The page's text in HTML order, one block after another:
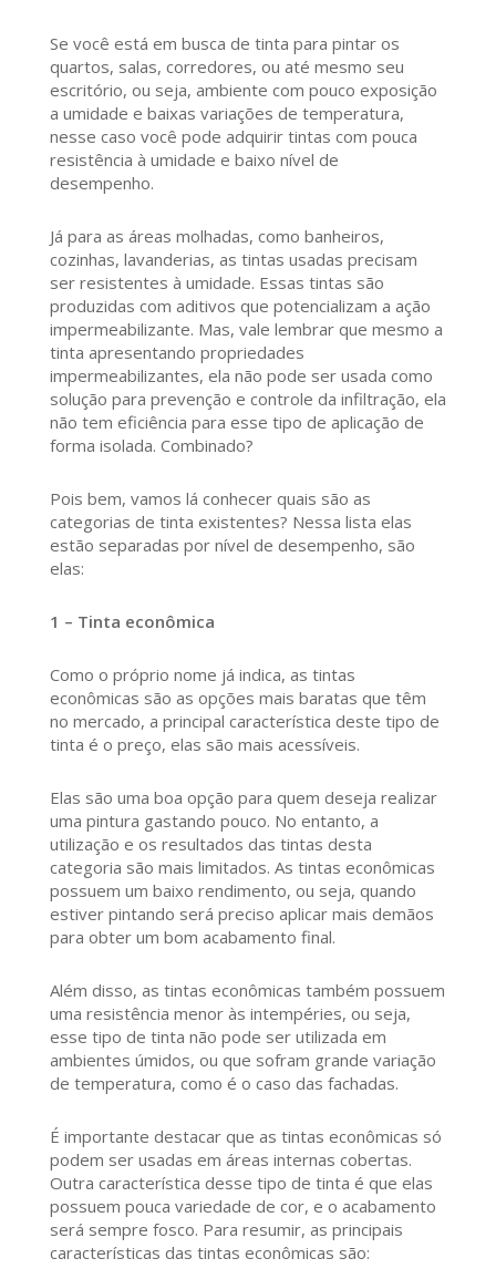
Se você está em busca de tinta para pintar os
quartos, salas, corredores, ou até mesmo seu
escritório, ou seja, ambiente com pouco exposição
a umidade e baixas variações de temperatura,
nesse caso você pode adquirir tintas com pouca
resistência à umidade e baixo nível de
desempenho.
Já para as áreas molhadas, como banheiros,
cozinhas, lavanderias, as tintas usadas precisam
ser resistentes à umidade. Essas tintas são
produzidas com aditivos que potencializam a ação
impermeabilizante. Mas, vale lembrar que mesmo a
tinta apresentando propriedades
impermeabilizantes, ela não pode ser usada como
solução para prevenção e controle da infiltração, ela
não tem eficiência para esse tipo de aplicação de
forma isolada. Combinado?
Pois bem, vamos lá conhecer quais são as
categorias de tinta existentes? Nessa lista elas
estão separadas por nível de desempenho, são
elas:
1 – Tinta econômica
Como o próprio nome já indica, as tintas
econômicas são as opções mais baratas que têm
no mercado, a principal característica deste tipo de
tinta é o preço, elas são mais acessíveis.
Elas são uma boa opção para quem deseja realizar
uma pintura gastando pouco. No entanto, a
utilização e os resultados das tintas desta
categoria são mais limitados. As tintas econômicas
possuem um baixo rendimento, ou seja, quando
estiver pintando será preciso aplicar mais demãos
para obter um bom acabamento final.
Além disso, as tintas econômicas também possuem
uma resistência menor às intempéries, ou seja,
esse tipo de tinta não pode ser utilizada em
ambientes úmidos, ou que sofram grande variação
de temperatura, como é o caso das fachadas.
É importante destacar que as tintas econômicas só
podem ser usadas em áreas internas cobertas.
Outra característica desse tipo de tinta é que elas
possuem pouca variedade de cor, e o acabamento
será sempre fosco. Para resumir, as principais
características das tintas econômicas são: